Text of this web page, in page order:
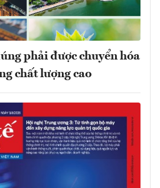
phải được chuyển hóa
chất lượng cao